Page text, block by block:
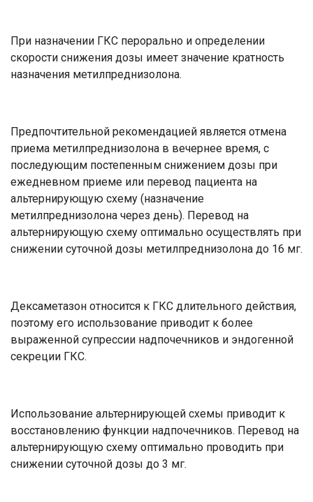
При назначении ГКС перорально и определении
скорости снижения дозы имеет значение кратность
назначения метилпреднизолона.
Предпочтительной рекомендацией является отмена
приема метилпреднизолона в вечернее время, с
последующим постепенным снижением дозы при
ежедневном приеме или перевод пациента на
альтернирующую схему (назначение
метилпреднизолона через день). Перевод на
альтернирующую схему оптимально осуществлять при
снижении суточной дозы метилпреднизолона до 16 мг.
Дексаметазон относится к ГКС длительного действия,
поэтому его использование приводит к более
выраженной супрессии надпочечников и эндогенной
секреции ГКС.
Использование альтернирующей схемы приводит к
восстановлению функции надпочечников. Перевод на
альтернирующую схему оптимально проводить при
снижении суточной дозы до 3 мг.